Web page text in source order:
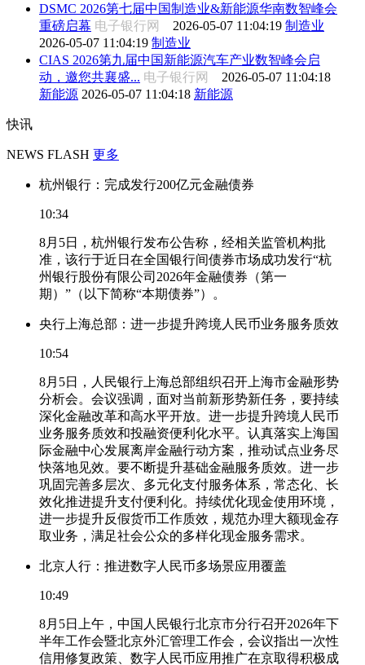
DSMC 2026第七届中国制造业&新能源华南数智峰会
重磅启幕 电子银行网 2026-05-07 11:04:19 制造业
2026-05-07 11:04:19 制造业
CIAS 2026第九届中国新能源汽车产业数智峰会启
动，邀您共襄盛... 电子银行网 2026-05-07 11:04:18
新能源 2026-05-07 11:04:18 新能源
快讯
NEWS FLASH 更多
杭州银行：完成发行200亿元金融债券
10:34
8月5日，杭州银行发布公告称，经相关监管机构批
准，该行于近日在全国银行间债券市场成功发行“杭
州银行股份有限公司2026年金融债券（第一
期）”（以下简称“本期债券”）。
央行上海总部：进一步提升跨境人民币业务服务质效
10:54
8月5日，人民银行上海总部组织召开上海市金融形势
分析会。会议强调，面对当前新形势新任务，要持续
深化金融改革和高水平开放。进一步提升跨境人民币
业务服务质效和投融资便利化水平。认真落实上海国
际金融中心发展离岸金融行动方案，推动试点业务尽
快落地见效。要不断提升基础金融服务质效。进一步
巩固完善多层次、多元化支付服务体系，常态化、长
效化推进提升支付便利化。持续优化现金使用环境，
进一步提升反假货币工作质效，规范办理大额现金存
取业务，满足社会公众的多样化现金服务需求。
北京人行：推进数字人民币多场景应用覆盖
10:49
8月5日上午，中国人民银行北京市分行召开2026年下
半年工作会暨北京外汇管理工作会，会议指出一次性
信用修复政策、数字人民币应用推广在京取得积极成